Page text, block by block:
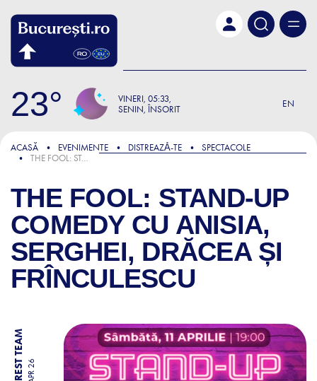
23 VINERI 05:33
SENIN, ÎNSORIT
EN
ACASĂ EVENIMENTE DISTREAZǍ-TE
SPECTACOLE
THE FOOL: STAND-UP COMEDY CU ANISIA, SERGHEI, DRĂCEA ȘI FRÎNCULESCU
THE FOOL: STAND-UP
COMEDY CU ANISIA,
SERGHEI, DRĂCEA ȘI
FRÎNCULESCU